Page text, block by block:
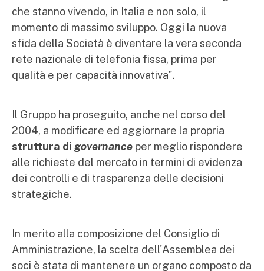
che stanno vivendo, in Italia e non solo, il
momento di massimo sviluppo. Oggi la nuova
sfida della Società è diventare la vera seconda
rete nazionale di telefonia fissa, prima per
qualità e per capacità innovativa".
Il Gruppo ha proseguito, anche nel corso del
2004, a modificare ed aggiornare la propria
struttura di governance per meglio rispondere
alle richieste del mercato in termini di evidenza
dei controlli e di trasparenza delle decisioni
strategiche.
In merito alla composizione del Consiglio di
Amministrazione, la scelta dell'Assemblea dei
soci è stata di mantenere un organo composto da